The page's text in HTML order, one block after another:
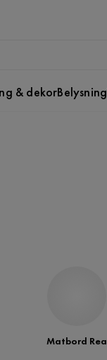
& dekorBelysning
Matbord Rea